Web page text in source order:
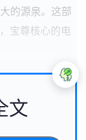
的源泉。这部
宝尊核心的电
文